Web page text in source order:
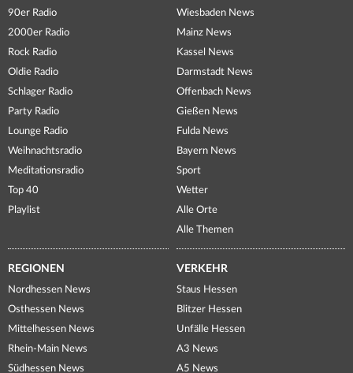
90er Radio
2000er Radio
Rock Radio
Oldie Radio
Schlager Radio
Party Radio
Lounge Radio
Weihnachtsradio
Meditationsradio
Top 40
Playlist
Wiesbaden News
Mainz News
Kassel News
Darmstadt News
Offenbach News
Gießen News
Fulda News
Bayern News
Sport
Wetter
Alle Orte
Alle Themen
REGIONEN
Nordhessen News
Osthessen News
Mittelhessen News
Rhein-Main News
Südhessen News
VERKEHR
Staus Hessen
Blitzer Hessen
Unfälle Hessen
A3 News
A5 News